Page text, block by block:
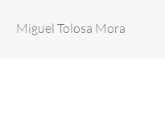
Miguel Tolosa Mora